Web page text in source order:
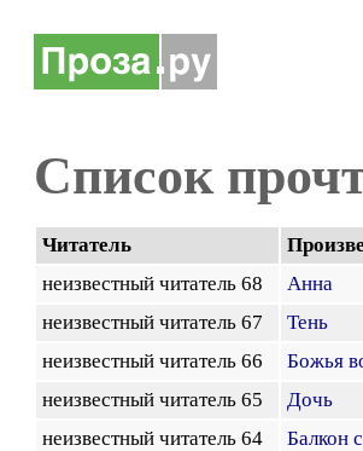
Список
Читатель
неизвестный читатель 68
Анна
неизвестный читатель 67
Тень
неизвестный читатель 66
Божья
неизвестный читатель 65
Дочь
неизвестный читатель 64
Балкон